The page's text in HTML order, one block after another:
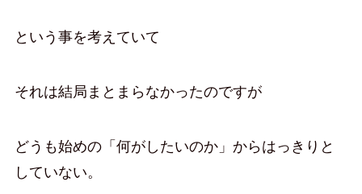
という事を考えていて
それは結局まとまらなかったのですが
どうも始めの「何がしたいのか」からはっきりと
していない。